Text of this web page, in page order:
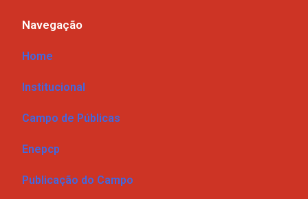
Navegação
Home
Institucional
Campo de Públicas
Enepcp
Publicação do Campo